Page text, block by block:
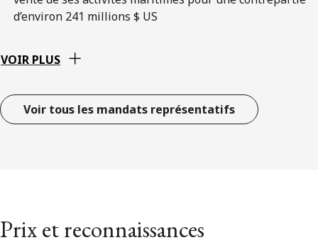
d’environ 241 millions $ US
VOIR PLUS
Voir tous les mandats représentatifs
Prix et reconnaissances